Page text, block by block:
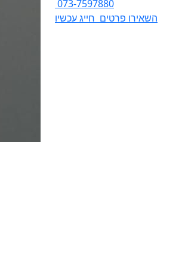
073-7597880
השאירו פרטים חייג עכשיו